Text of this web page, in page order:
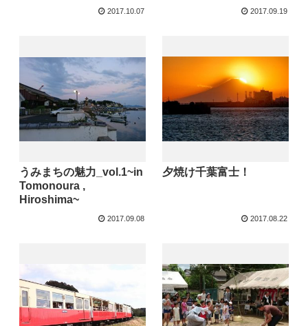
2017.10.07 2017.09.19
うみまちの魅力_vol.1~in
Tomonoura ,
Hiroshima~
2017.09.08
夕焼け千葉富士！
2017.08.22